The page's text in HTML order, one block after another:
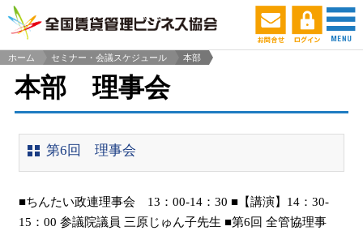
ホーム
セミナー・会議スケジュール
本部
本部 理事会
第6回 理事会
■ちんたい政連理事会 13：00-14：30 ■【講演】14：30-
15：00 参議院議員 三原じゅん子先生 ■第6回 全管協理事